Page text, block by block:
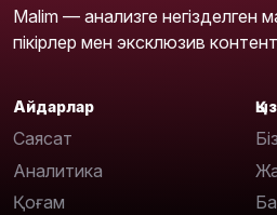
Malim — анализге негізделген
пікірлер мен эксклюзив
Айдарлар
Саясат
Аналитика
Қоғам